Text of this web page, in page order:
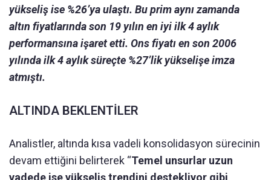
yükseliş ise %26’ya ulaştı. Bu prim aynı zamanda
altın fiyatlarında son 19 yılın en iyi ilk 4 aylık
performansına işaret etti. Ons fiyatı en son 2006
yılında ilk 4 aylık süreçte %27’lik yükselişe imza
atmıştı.
ALTINDA BEKLENTİLER
Analistler, altında kısa vadeli konsolidasyon sürecinin
devam ettiğini belirterek “Temel unsurlar uzun
vadede ise yükseliş trendini destekliyor gibi